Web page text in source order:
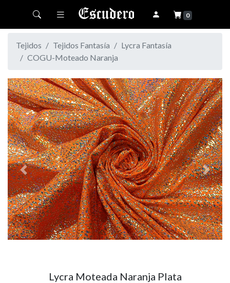
Toggle navigation 0
Tejidos Tejidos Fantasía
Lycra Fantasía
COGU-Moteado Naranja
Previous Next
Lycra Moteada Naranja Plata